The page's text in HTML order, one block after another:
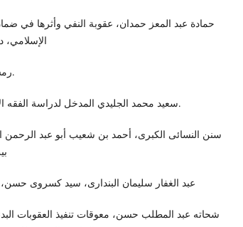
حمادة عبد المعز حمدان، عقوبة النفي وأثرها في
الإسلامي،
رمسيس بهنام، النظرية العامة.
سعيد محمد الجليدي المدخل لدراسة الفقه الإسلامي، الجامعة المفتوحة.
سنن النسائى الكبرى، أحمد بن شعيب أبو عبد الرحمن
عبد الغفار سليمان البندارى، سيد كسروى حسن، (2/317)، رقم (3592)،
شحاته عبد المطلب حسن، معوقات تنفيذ العقوبات